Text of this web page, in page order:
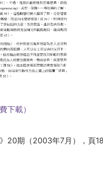
下載）
20期（2003年7月），頁